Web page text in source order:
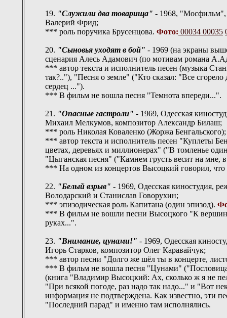
19. "Служили два товарища" - 1968, "Мосфильм",
Валерий Фрид;
*** роль поручика Брусенцова. Фото: 00034 00035
20. "Сыновья уходят в бой" - 1969 (на экраны
сценария Алесь Адамович (по мотивам романа
*** автор текста и исполнитель песен (музыка
так?.."), "Песня о земле" ("Кто сказал: "Все
сердец ...").
*** В фильм не вошла песня "Темнота впереди...".
21. "Опасные гастроли" - 1969, Одесская
Михаил Мелкумов, композитор Александр Билаш;
*** роль Николая Коваленко (Жоржа
*** автор текста и исполнитель песен "Куплеты
цветах, деревьях и миллионерах" ("В томленье
"Цыганская песня" ("Камнем грусть весит на
*** На одном из концертов Высоцкий говорил,
22. "Белый взрыв" - 1969, Одесская киностудия,
Володарский и Станислав Говорухин;
*** эпизодическая роль Капитана (один эпизод).
*** В фильм не вошли песни Высоцкого "К
руках...".
23. "Внимание, цунами!" - 1969, Одесская
Игорь Старков, композитор Олег Каравайчук;
*** автор песни "Долго же шёл ты в концерте,
*** В фильм не вошла песня "Цунами"
(книга "Владимир Высоцкий: Ах, сколько ж я не
"При всякой погоде, раз надо так надо..." и "Вот
информация не подтверждена. Как известно, эти
"Последний парад" и именно там исполнялись.